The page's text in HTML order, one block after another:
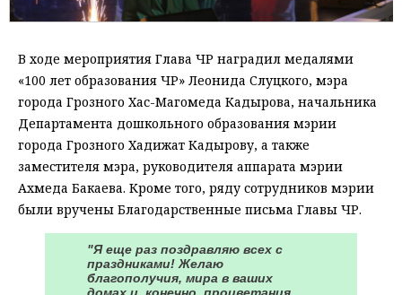
В ходе мероприятия Глава ЧР наградил медалями
«100 лет образования ЧР» Леонида Слуцкого, мэра
города Грозного Хас-Магомеда Кадырова, начальника
Департамента дошкольного образования мэрии
города Грозного Хадижат Кадырову, а также
заместителя мэра, руководителя аппарата мэрии
Ахмеда Бакаева. Кроме того, ряду сотрудников мэрии
были вручены Благодарственные письма Главы ЧР.
"Я еще раз поздравляю всех с
праздниками! Желаю
благополучия, мира в ваших
домах и, конечно, процветания